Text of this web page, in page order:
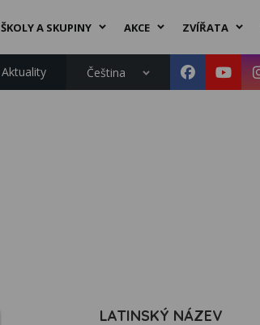
ŠKOLY A SKUPINY AKCE ZVÍŘATA
Aktuality Čeština
LATINSKÝ NÁZEV